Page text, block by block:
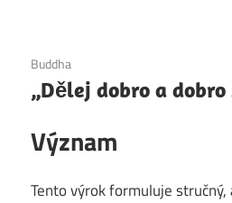
6. 12. 2020
Buddha
„Dělej dobro a
Význam
Tento výrok formuluje